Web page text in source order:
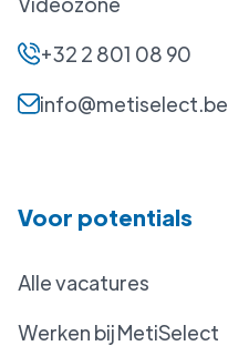
+32 2 801 08 90
info@metiselect.be
Voor potentials
Alle vacatures
Werken bij MetiSelect